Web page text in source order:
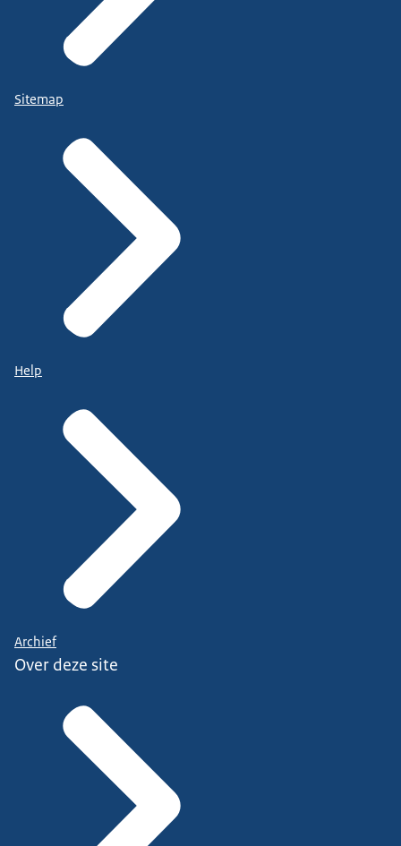
Sitemap
Help
Archief
Over deze site